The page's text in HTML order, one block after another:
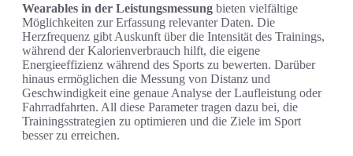
Wearables in der Leistungsmessung bieten vielfältige
Möglichkeiten zur Erfassung relevanter Daten. Die
Herzfrequenz gibt Auskunft über die Intensität des Trainings,
während der Kalorienverbrauch hilft, die eigene
Energieeffizienz während des Sports zu bewerten. Darüber
hinaus ermöglichen die Messung von Distanz und
Geschwindigkeit eine genaue Analyse der Laufleistung oder
Fahrradfahrten. All diese Parameter tragen dazu bei, die
Trainingsstrategien zu optimieren und die Ziele im Sport
besser zu erreichen.